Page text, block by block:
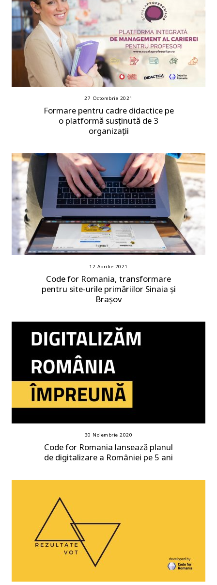
27 Octombrie 2021
Formare pentru cadre didactice pe
o platformă susținută de 3
organizații
12 Aprilie 2021
Code for Romania, transformare
pentru site-urile primăriilor Sinaia și
Brașov
30 Noiembrie 2020
Code for Romania lansează planul
de digitalizare a României pe 5 ani